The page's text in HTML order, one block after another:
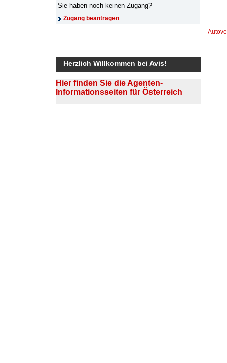
Herzlich Willkommen bei Avis!
Hier finden Sie die Agenten-
Informationsseiten für Österreich